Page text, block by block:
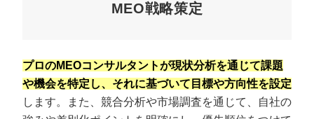
MEO戦略策定
プロのMEOコンサルタントが現状分析を通じて課題
や機会を特定し、それに基づいて目標や方向性を設定
します。また、競合分析や市場調査を通じて、自社の